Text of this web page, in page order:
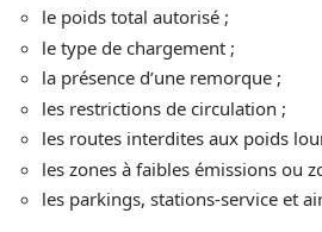
le poids total autorisé ;
le type de chargement ;
la présence d’une remorque ;
les restrictions de circulation ;
les routes interdites aux poids
les zones à faibles émissions ou
les parkings, stations-service et